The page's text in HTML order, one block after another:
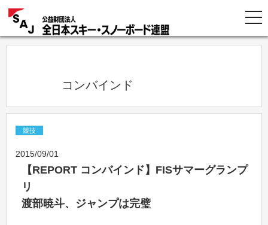
            コンバインド
競技
2015/09/01
【REPORT コンバインド】FISサマーグランプ
リ
渡部暁斗、ジャンプは完璧